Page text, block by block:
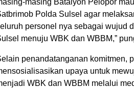
masing Batalyon Pelopor
Polda Sulsel agar
personel nya sebagai wujud
menuju WBK dan WBBM,”
penandatanganan komitmen,
upaya untuk
WBK dan WBBM melalui